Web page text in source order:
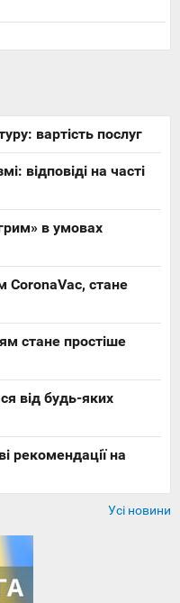
вартість послуг
відповіді на часті
в умовах
CoronaVac, стане
стане простіше
від будь-яких
рекомендації на
Усі новини